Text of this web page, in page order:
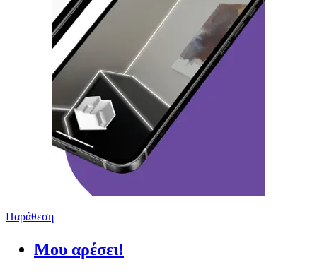
Παράθεση
Μου αρέσει!